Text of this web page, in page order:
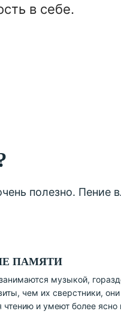
в себе.
полезно. Пение
ПАМЯТИ
музыкой,
чем их сверстники,
чтению и умеют более